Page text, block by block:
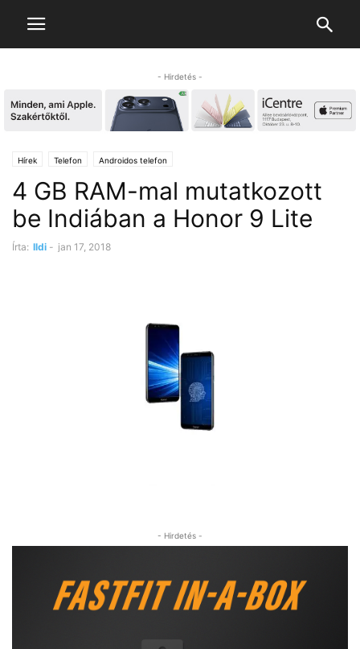
- Hirdetés -
Hírek Telefon Androidos telefon
4 GB RAM-mal mutatkozott
be Indiában a Honor 9 Lite
Írta: Ildi - jan 17, 2018
- Hirdetés -